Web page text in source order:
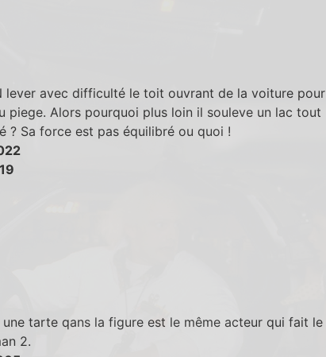
lever avec difficulté le toit ouvrant de la voiture pour
piege. Alors pourquoi plus loin il souleve un lac tout
? Sa force est pas équilibré ou quoi !
tarte qans la figure est le même acteur qui fait le
2.